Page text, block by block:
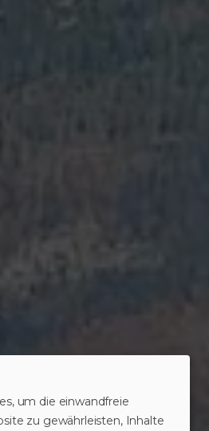
um die einwandfreie
zu gewährleisten, Inhalte